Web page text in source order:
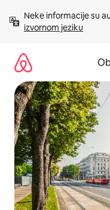
sadržaj
Neke informacije su
izvornom jeziku